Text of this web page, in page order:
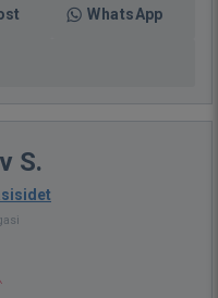
WhatsApp
S.